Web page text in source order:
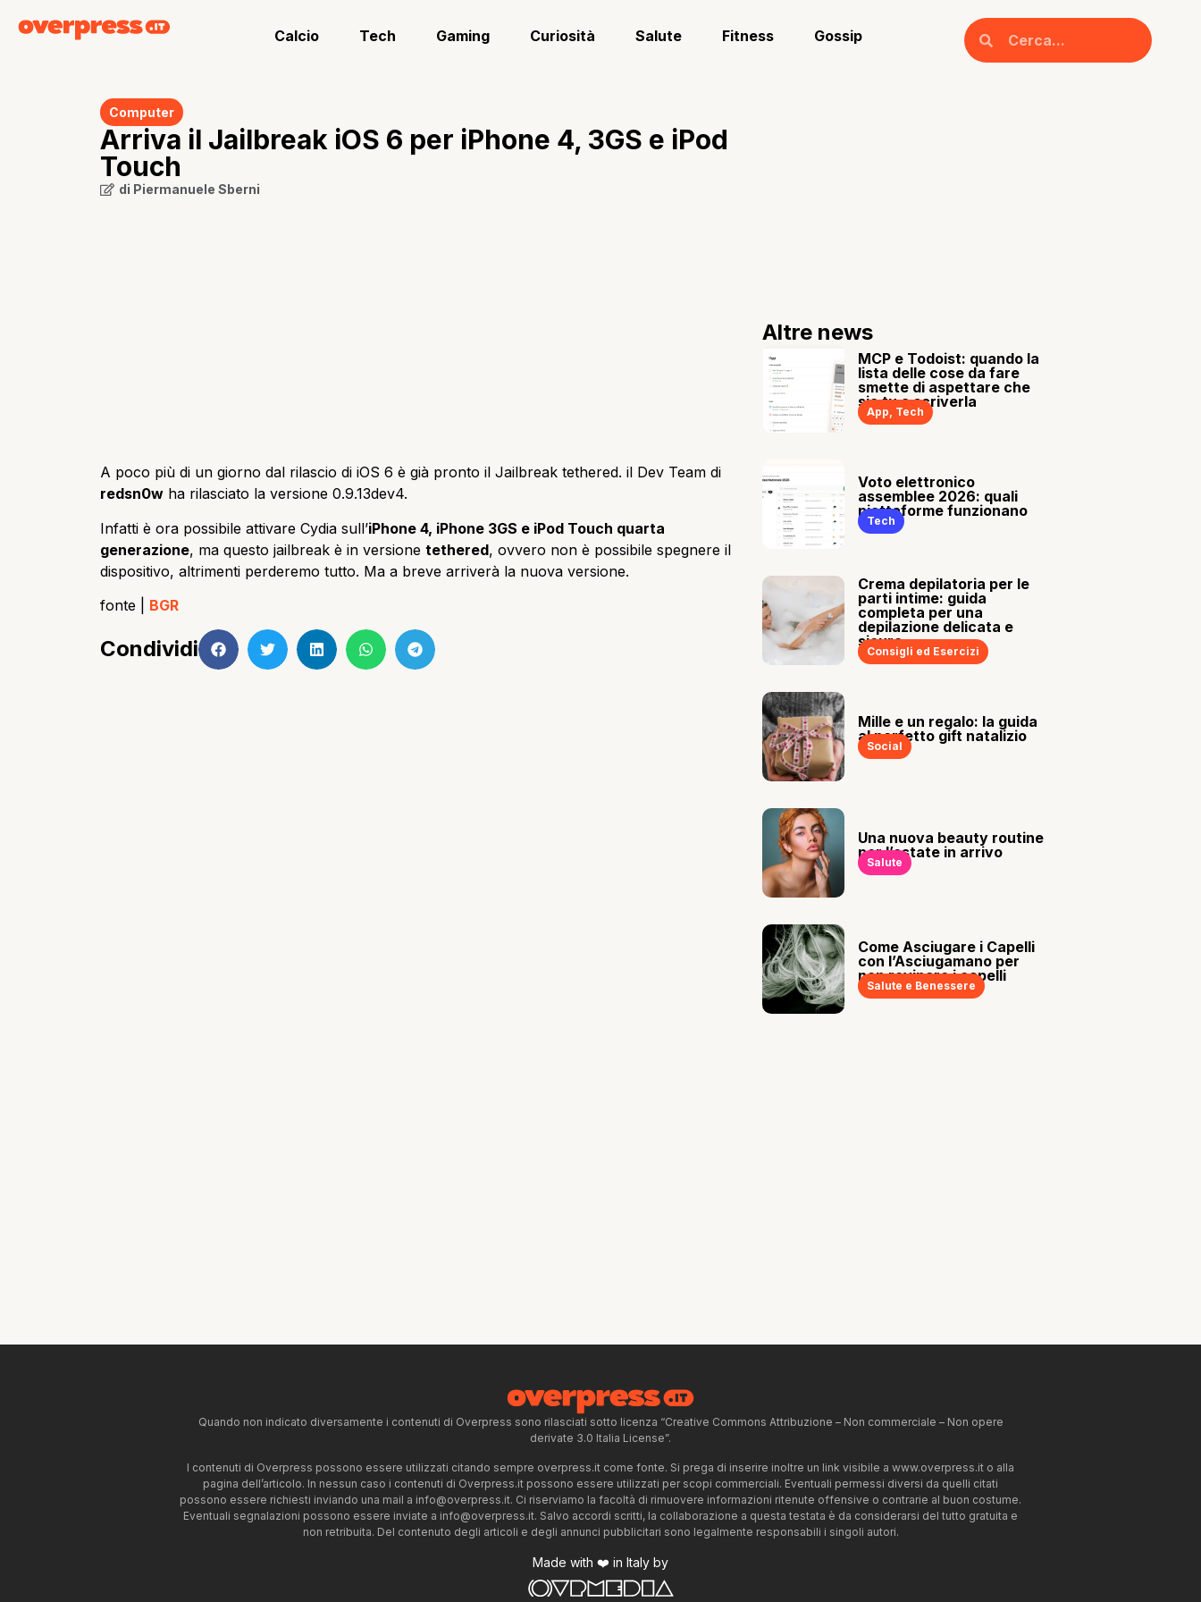
Calcio Tech Gaming Curiosità Salute Fitness Gossip
Computer
Arriva il Jailbreak iOS 6 per iPhone 4, 3GS e iPod
Touch
di Piermanuele Sberni
A poco più di un giorno dal rilascio di iOS 6 è già pronto il Jailbreak tethered. il Dev Team di
redsn0w ha rilasciato la versione 0.9.13dev4.
Infatti è ora possibile attivare Cydia sull’iPhone 4, iPhone 3GS e iPod Touch quarta
generazione, ma questo jailbreak è in versione tethered, ovvero non è possibile spegnere il
dispositivo, altrimenti perderemo tutto. Ma a breve arriverà la nuova versione.
fonte | BGR
Condividi
Altre news
MCP e Todoist: quando la
lista delle cose da fare
smette di aspettare che
sia tu a scriverla
App, Tech
Voto elettronico
assemblee 2026: quali
piattaforme funzionano
Tech
Crema depilatoria per le
parti intime: guida
completa per una
depilazione delicata e
sicura
Consigli ed Esercizi
Mille e un regalo: la guida
al perfetto gift natalizio
Social
Una nuova beauty routine
per l’estate in arrivo
Salute
Come Asciugare i Capelli
con l’Asciugamano per
non rovinare i capelli
Salute e Benessere
Quando non indicato diversamente i contenuti di Overpress sono rilasciati sotto licenza “Creative Commons Attribuzione – Non commerciale – Non opere
derivate 3.0 Italia License”.
I contenuti di Overpress possono essere utilizzati citando sempre overpress.it come fonte. Si prega di inserire inoltre un link visibile a www.overpress.it o alla
pagina dell’articolo. In nessun caso i contenuti di Overpress.it possono essere utilizzati per scopi commerciali. Eventuali permessi diversi da quelli citati
possono essere richiesti inviando una mail a info@overpress.it. Ci riserviamo la facoltà di rimuovere informazioni ritenute offensive o contrarie al buon costume.
Eventuali segnalazioni possono essere inviate a info@overpress.it. Salvo accordi scritti, la collaborazione a questa testata è da considerarsi del tutto gratuita e
non retribuita. Del contenuto degli articoli e degli annunci pubblicitari sono legalmente responsabili i singoli autori.
Made with ❤️ in Italy by